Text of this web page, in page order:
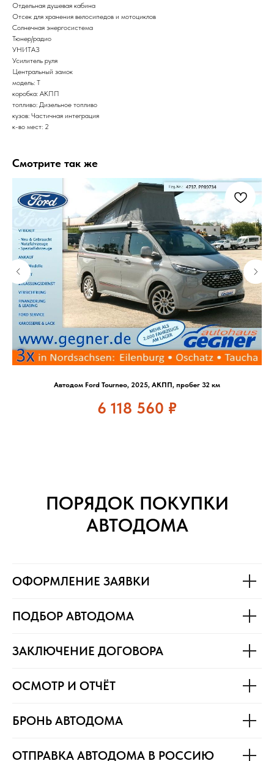
Отдельная душевая кабина
Отсек для хранения велосипедов и мотоциклов
Солнечная энергосистема
Тюнер/радио
УНИТАЗ
Усилитель руля
Центральный замок
модель: T
коробка: АКПП
топливо: Дизельное топливо
кузов: Частичная интеграция
к-во мест: 2
Смотрите так же
Автодом Ford Tourneo, 2025, АКПП, пробег 32 км
6 118 560 ₽
ПОРЯДОК ПОКУПКИ
АВТОДОМА
ОФОРМЛЕНИЕ ЗАЯВКИ
ПОДБОР АВТОДОМА
ЗАКЛЮЧЕНИЕ ДОГОВОРА
ОСМОТР И ОТЧЁТ
БРОНЬ АВТОДОМА
ОТПРАВКА АВТОДОМА В РОССИЮ